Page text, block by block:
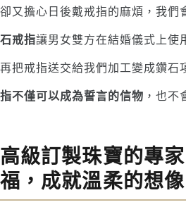
卻又擔心日後戴戒指的麻煩，我們
石戒指讓男女雙方在結婚儀式上使
再把戒指送交給我們加工變成鑽石
指不僅可以成為誓言的信物 ，也不
高級訂製珠寶的專
福，成就溫柔的想像